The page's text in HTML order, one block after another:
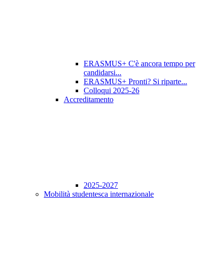
ERASMUS+ C'è ancora tempo per
candidarsi...
ERASMUS+ Pronti? Si riparte...
Colloqui 2025-26
Accreditamento
2025-2027
Mobilità studentesca internazionale